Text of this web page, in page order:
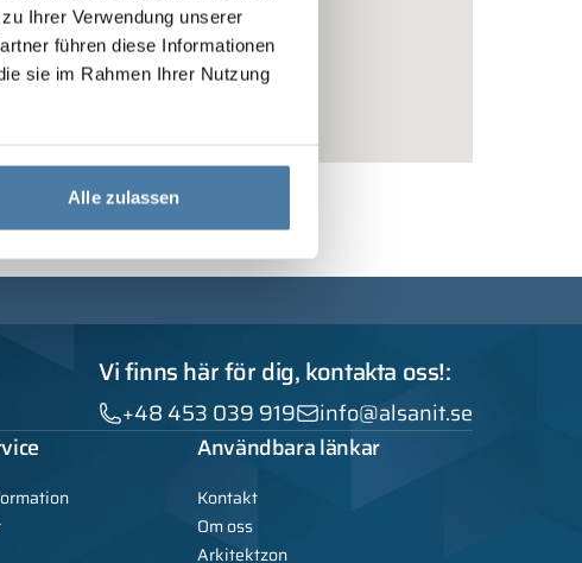
Ihrer Verwendung unserer
führen diese Informationen
sie im Rahmen Ihrer Nutzung
Alle zulassen
Vi finns här för dig, kontakta oss!:
+48 453 039 919
info@alsanit.se
Användbara länkar
Kontakt
Om oss
Arkitektzon